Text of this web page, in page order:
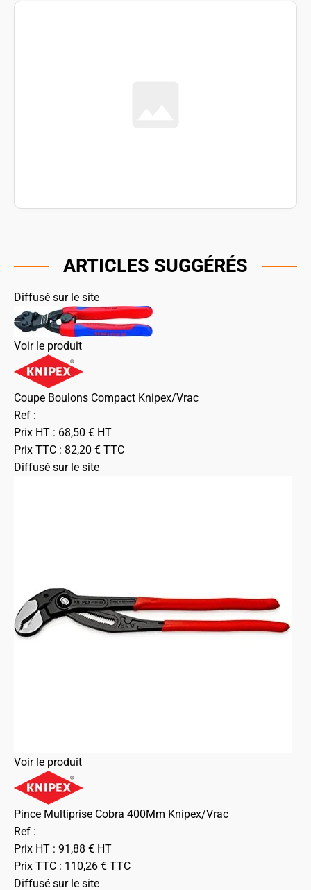
ARTICLES SUGGÉRÉS
Diffusé sur le site
Voir le produit
Coupe Boulons Compact Knipex/Vrac
Ref :
Prix HT : 68,50 € HT
Prix TTC : 82,20 € TTC
Diffusé sur le site
Voir le produit
Pince Multiprise Cobra 400Mm Knipex/Vrac
Ref :
Prix HT : 91,88 € HT
Prix TTC : 110,26 € TTC
Diffusé sur le site